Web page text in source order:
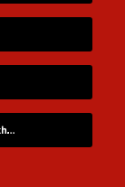
Ist die „RM UP-01 Ferrari“ die dünnste mechanische Uhr der Welt?